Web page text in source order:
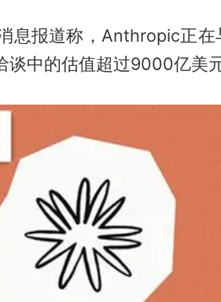
息报道称，Anthropic正在
中的估值超过9000亿美元